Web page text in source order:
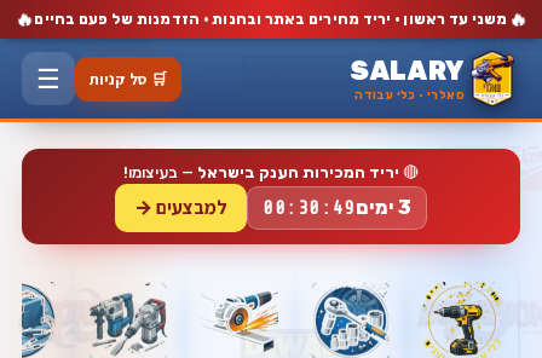
🔥 משני עד ראשון · יריד מחירים באתר ובחנות · הזדמנות של פעם בחיים🔥
SALARY
סאלרי · כלי עבודה
🛒 סל קניות ☰
🔴 יריד המכירות הענק בישראל — בעיצומו!
3 ימים 00:30:48 למבצעים →